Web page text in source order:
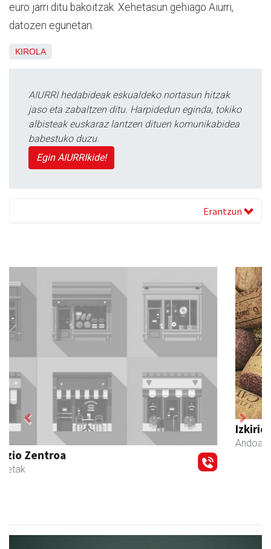
euro jarri ditu bakoitzak. Xehetasun gehiago Aiurri,
datozen egunetan.
KIROLA
AIURRI hedabideak eskualdeko nortasun hitzak
jaso eta zabaltzen ditu. Harpidedun eginda, tokiko
albisteak euskaraz lantzen dituen komunikabidea
babestuko duzu.
Egin AIURRIkide!
Erantzun
Izkiriota ardoak
Andoain - Ardoak
Previous Next